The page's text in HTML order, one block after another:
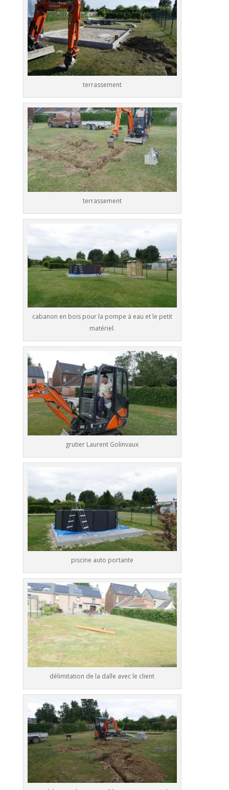
terrassement
terrassement
cabanon en bois pour la pompe à eau et le petit
matériel.
grutier Laurent Golinvaux
piscine auto portante
délimitation de la dalle avec le client